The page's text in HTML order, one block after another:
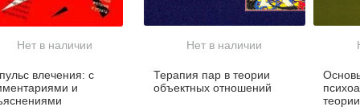
Нет в наличии
влечения: с
и
Нет в наличии
Терапия пар в теории
объектных отношений